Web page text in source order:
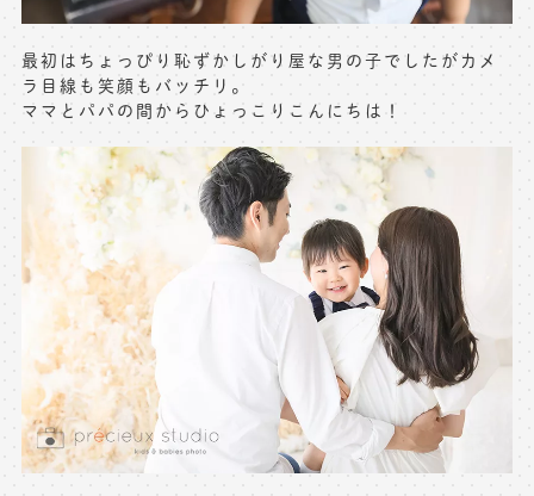
[営業時間] 9:00～17:00
無料会員登録はこちら
最初はちょっぴり恥ずかしがり屋な男の子でしたがカメ
ラ目線も笑顔もバッチリ。
ママとパパの間からひょっこりこんにちは！